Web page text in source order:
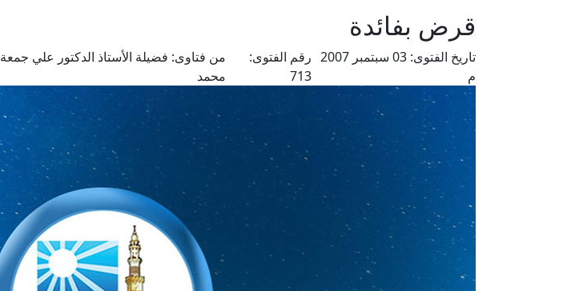
قرض بفائدة
تاريخ الفتوى:
03 سبتمبر 2007
م
رقم الفتوى:
713
من فتاوى: فضيلة الأستاذ الدكتور علي جمعة
محمد